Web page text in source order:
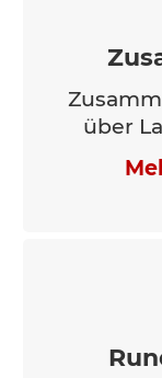
über